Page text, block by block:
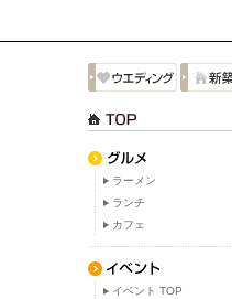
ラーメン
ランチ
カフェ
イベント TOP